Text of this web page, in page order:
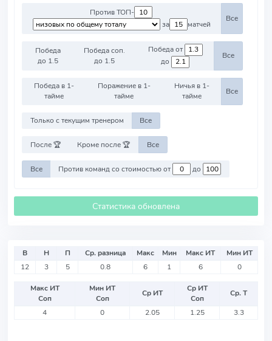
Против ТОП-
за
матчей
Все
Победа
до 1.5
Победа соп.
до 1.5
Победа от
до
Все
Победа в 1-
тайме
Поражение в 1-
тайме
Ничья в 1-
тайме
Все
Только с текущим тренером Все
После 🏆 Кроме после 🏆 Все
Все Против команд со стоимостью от до
Статистика обновлена
В Н П Ср. разница Макс Мин Макс ИТ
Мин ИТ
12
3 5 0.8 6 1 6 0
Макс ИТ
Соп
Мин ИТ
Соп
Ср ИТ
Ср ИТ
Соп
Ср. Т
4
0 2.05 1.25 3.3